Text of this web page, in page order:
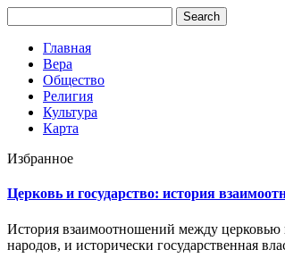
Главная
Вера
Общество
Религия
Культура
Карта
Избранное
Церковь и государство: история
История взаимоотношений между церковью
народов, и исторически государственная